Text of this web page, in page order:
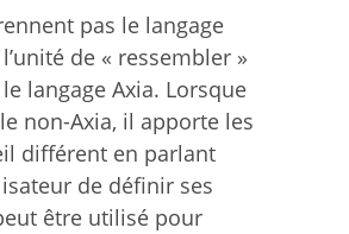
pas le langage
de « ressembler »
langage Axia. Lorsque
non-Axia, il apporte les
différent en parlant
de définir ses
être utilisé pour